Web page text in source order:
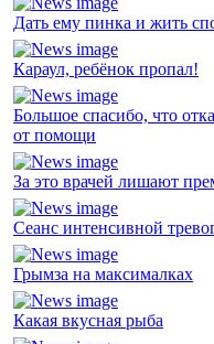
Дать ему пинка и жить
Караул, ребёнок пропал!
Большое спасибо, что
от помощи
За это врачей лишают
Сеанс интенсивной
Грымза на максималках
Какая вкусная рыба